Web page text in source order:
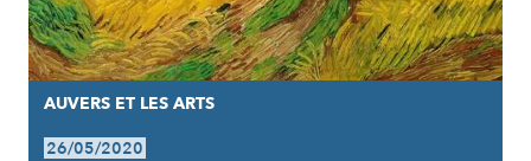
AUVERS ET LES ARTS
26/05/2020